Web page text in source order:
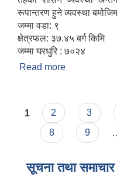
रूपान्तरण हुने व्यवस्था
जम्मा वडा: ९
क्षेत्रफल: ३७.४५ बर्ग किमि
जम्मा घरधुरि : ७०२४
Read more
Pages
1 2 3
8
9
सूचना तथा समाचार